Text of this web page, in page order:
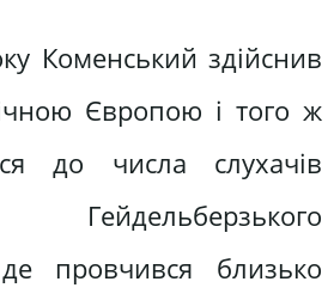
Коменський здійснив
Європою і того ж
до числа слухачів
Гейдельберзького
де провчився близько